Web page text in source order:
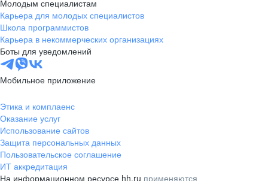
Молодым специалистам
Карьера для молодых специалистов
Школа программистов
Карьера в некоммерческих организациях
Боты для уведомлений
Мобильное приложение
Этика и комплаенс
Оказание услуг
Использование сайтов
Защита персональных данных
Пользовательское соглашение
ИТ аккредитация
На информационном ресурсе hh.ru применяются